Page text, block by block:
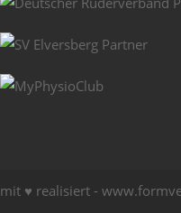
mit ♥ realisiert -